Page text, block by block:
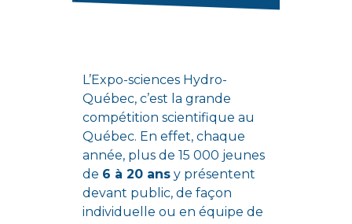
L’Expo-sciences Hydro-
Québec, c’est la grande
compétition scientifique au
Québec. En effet, chaque
année, plus de 15 000 jeunes
de 6 à 20 ansy présentent
devant public, de façon
individuelle ou en équipe de